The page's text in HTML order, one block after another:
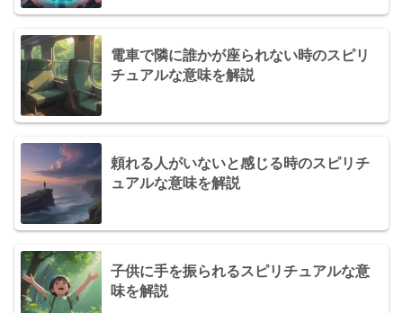
電車で隣に誰かが座られない時のスピリ
チュアルな意味を解説
頼れる人がいないと感じる時のスピリチ
ュアルな意味を解説
子供に手を振られるスピリチュアルな意
味を解説